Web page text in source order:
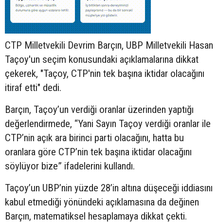
CTP Milletvekili Devrim Barçın, UBP Milletvekili Hasan
Taçoy'un seçim konusundaki açıklamalarına dikkat
çekerek, "Taçoy, CTP'nin tek başına iktidar olacağını
itiraf etti" dedi.
Barçın, Taçoy’un verdiği oranlar üzerinden yaptığı
değerlendirmede, “Yani Sayın Taçoy verdiği oranlar ile
CTP’nin açık ara birinci parti olacağını, hatta bu
oranlara göre CTP’nin tek başına iktidar olacağını
söylüyor bize” ifadelerini kullandı.
Taçoy’un UBP’nin yüzde 28’in altına düşeceği iddiasını
kabul etmediği yönündeki açıklamasına da değinen
Barçın, matematiksel hesaplamaya dikkat çekti.